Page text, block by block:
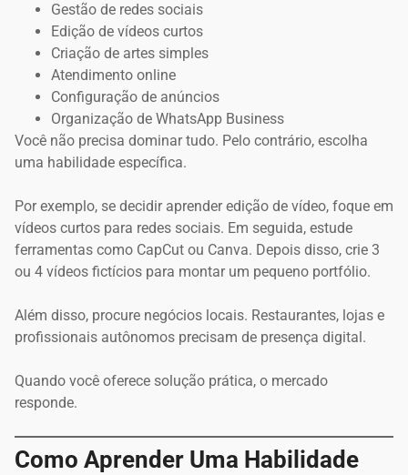
Gestão de redes sociais
Edição de vídeos curtos
Criação de artes simples
Atendimento online
Configuração de anúncios
Organização de WhatsApp Business
Você não precisa dominar tudo. Pelo contrário, escolha
uma habilidade específica.
Por exemplo, se decidir aprender edição de vídeo, foque em
vídeos curtos para redes sociais. Em seguida, estude
ferramentas como CapCut ou Canva. Depois disso, crie 3
ou 4 vídeos fictícios para montar um pequeno portfólio.
Além disso, procure negócios locais. Restaurantes, lojas e
profissionais autônomos precisam de presença digital.
Quando você oferece solução prática, o mercado
responde.
Como Aprender Uma Habilidade